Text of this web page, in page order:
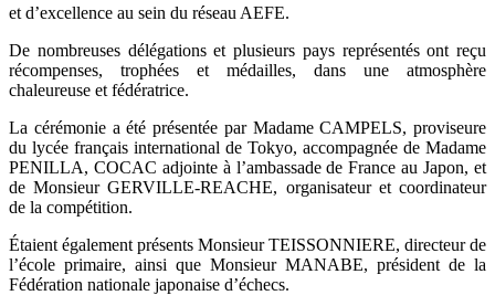
et d’excellence au sein du réseau AEFE.
De nombreuses délégations et plusieurs pays représentés ont reçu
récompenses, trophées et médailles, dans une atmosphère
chaleureuse et fédératrice.
La cérémonie a été présentée par Madame CAMPELS, proviseure
du lycée français international de Tokyo, accompagnée de Madame
PENILLA, COCAC adjointe à l’ambassade de France au Japon, et
de Monsieur GERVILLE-REACHE, organisateur et coordinateur
de la compétition.
Étaient également présents Monsieur TEISSONNIERE, directeur de
l’école primaire, ainsi que Monsieur MANABE, président de la
Fédération nationale japonaise d’échecs.